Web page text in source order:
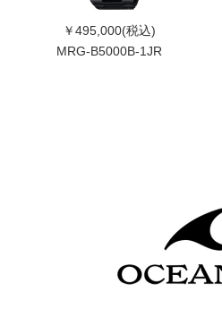
￥495,000(税込)
MRG-B5000B-1JR